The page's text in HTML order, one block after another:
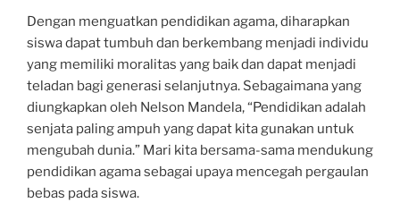
Dengan menguatkan pendidikan agama, diharapkan
siswa dapat tumbuh dan berkembang menjadi individu
yang memiliki moralitas yang baik dan dapat menjadi
teladan bagi generasi selanjutnya. Sebagaimana yang
diungkapkan oleh Nelson Mandela, “Pendidikan adalah
senjata paling ampuh yang dapat kita gunakan untuk
mengubah dunia.” Mari kita bersama-sama mendukung
pendidikan agama sebagai upaya mencegah pergaulan
bebas pada siswa.